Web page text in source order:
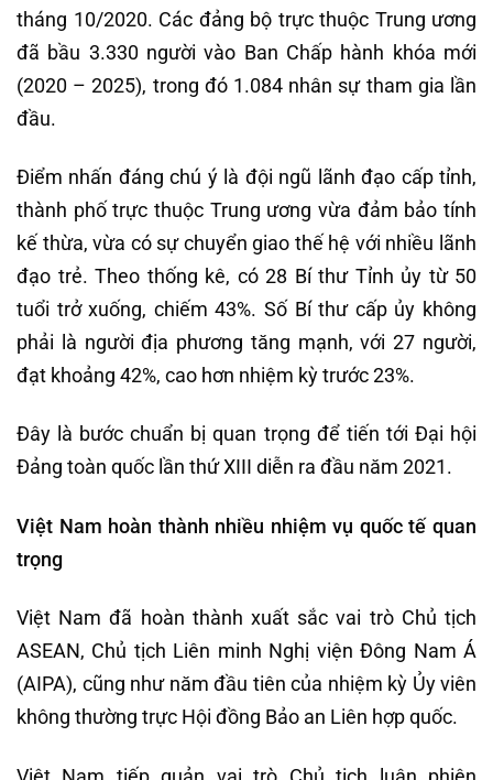
tháng 10/2020. Các đảng bộ trực thuộc Trung ương
đã bầu 3.330 người vào Ban Chấp hành khóa mới
(2020 – 2025), trong đó 1.084 nhân sự tham gia lần
đầu.
Điểm nhấn đáng chú ý là đội ngũ lãnh đạo cấp tỉnh,
thành phố trực thuộc Trung ương vừa đảm bảo tính
kế thừa, vừa có sự chuyển giao thế hệ với nhiều lãnh
đạo trẻ. Theo thống kê, có 28 Bí thư Tỉnh ủy từ 50
tuổi trở xuống, chiếm 43%. Số Bí thư cấp ủy không
phải là người địa phương tăng mạnh, với 27 người,
đạt khoảng 42%, cao hơn nhiệm kỳ trước 23%.
Đây là bước chuẩn bị quan trọng để tiến tới Đại hội
Đảng toàn quốc lần thứ XIII diễn ra đầu năm 2021.
Việt Nam hoàn thành nhiều nhiệm vụ quốc tế quan
trọng
Việt Nam đã hoàn thành xuất sắc vai trò Chủ tịch
ASEAN, Chủ tịch Liên minh Nghị viện Đông Nam Á
(AIPA), cũng như năm đầu tiên của nhiệm kỳ Ủy viên
không thường trực Hội đồng Bảo an Liên hợp quốc.